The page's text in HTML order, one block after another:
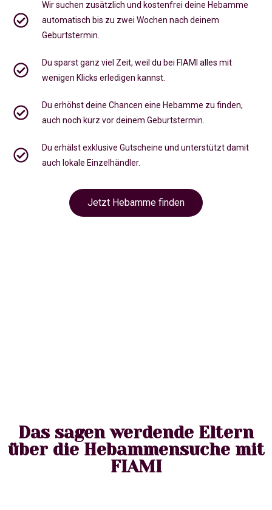
Wir suchen zusätzlich und kostenfrei deine Hebamme
automatisch bis zu zwei Wochen nach deinem
Geburtstermin.
Du sparst ganz viel Zeit, weil du bei FIAMI alles mit
wenigen Klicks erledigen kannst.
Du erhöhst deine Chancen eine Hebamme zu finden,
auch noch kurz vor deinem Geburtstermin
Du erhälst exklusive Gutscheine und unterstützt damit
auch lokale Einzelhändler.
Jetzt Hebamme finden
Das sagen werdende Eltern
über die Hebammensuche mit
FIAMI